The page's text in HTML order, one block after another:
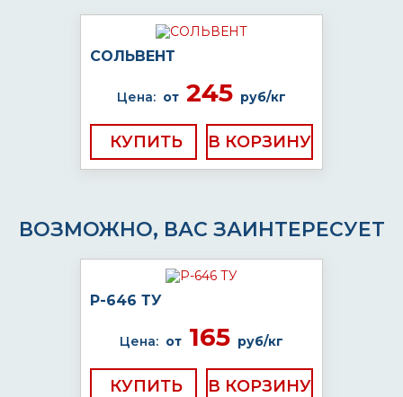
СОЛЬВЕНТ
Цена: от 245 руб/кг
КУПИТЬ
ВОЗМОЖНО, ВАС ЗАИНТЕРЕСУЕТ
Р-646 ТУ
Цена: от 165 руб/кг
КУПИТЬ